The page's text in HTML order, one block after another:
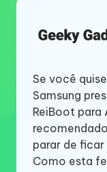
Se você
Samsung
ReiBoot para
parar de
Como esta
O
excelente
Android que
logotipo da
preso no
O
solução